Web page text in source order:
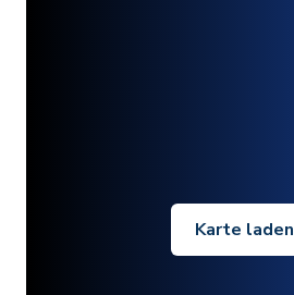
Karte laden